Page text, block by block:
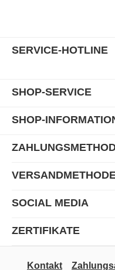
SERVICE-HOTLINE
SHOP-SERVICE
SHOP-
SOCIAL MEDIA
ZERTIFIKATE
Kontakt